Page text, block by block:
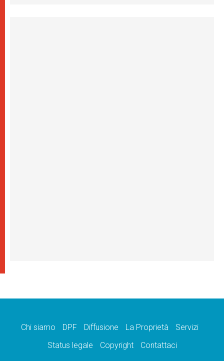
Chi siamo DPF Diffusione La Proprietà
Servizi
Status legale
Copyright Contattaci